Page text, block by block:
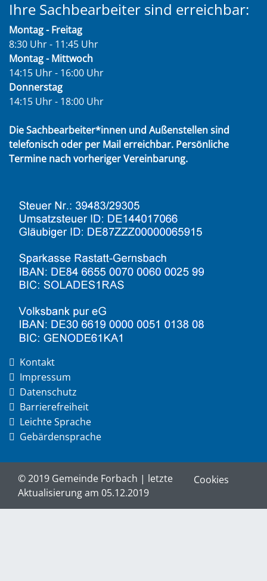
Ihre Sachbearbeiter sind erreichbar:
Montag - Freitag
8:30 Uhr - 11:45 Uhr
Montag - Mittwoch
14:15 Uhr - 16:00 Uhr
Donnerstag
14:15 Uhr - 18:00 Uhr
Die Sachbearbeiter*innen und Außenstellen sind
telefonisch oder per Mail erreichbar. Persönliche
Termine nach vorheriger Vereinbarung.
Kontakt
Impressum
Datenschutz
Barrierefreiheit
Leichte Sprache
Gebärdensprache
© 2019 Gemeinde Forbach | letzte
Aktualisierung am 05.12.2019
Cookies